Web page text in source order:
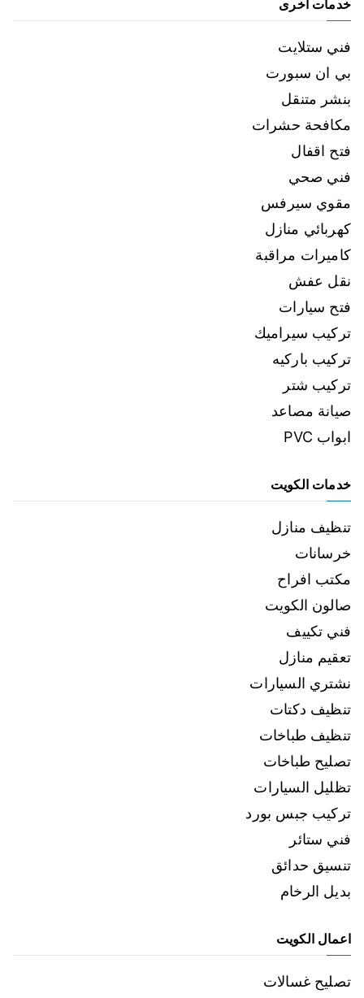
خدمات اخرى
فني ستلايت
بي ان سبورت
بنشر متنقل
مكافحة حشرات
فتح اقفال
فني صحي
مقوي سيرفس
كهربائي منازل
كاميرات مراقبة
نقل عفش
فتح سيارات
تركيب سيراميك
تركيب باركيه
تركيب شتر
صيانة مصاعد
ابواب PVC
خدمات الكويت
تنظيف منازل
خرسانات
مكتب افراح
صالون الكويت
فني تكييف
تعقيم منازل
نشتري السيارات
تنظيف دكتات
تنظيف طباخات
تصليح طباخات
تظليل السيارات
تركيب جبس بورد
فني ستائر
تنسيق حدائق
بديل الرخام
اعمال الكويت
تصليح غسالات